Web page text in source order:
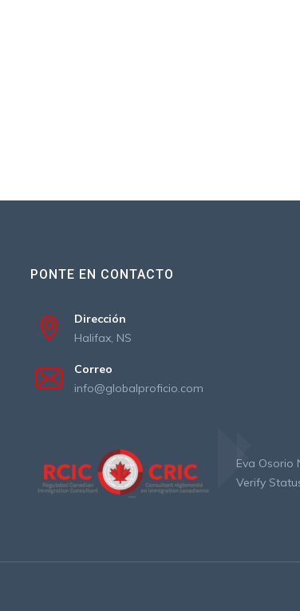
PONTE EN CONTACTO
Dirección
Halifax, NS
Correo
info@globalproficio.com
Eva Osorio
Verify